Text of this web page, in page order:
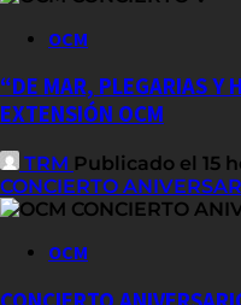
OCM
“DE MAR, PLEGARIAS Y
EXTENSIÓN OCM
TRM Publicado el 15
CONCIERTO
OCM